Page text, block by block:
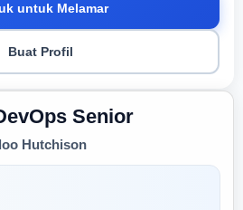
Senior
Hutchison
untuk Melamar
Buat Profil